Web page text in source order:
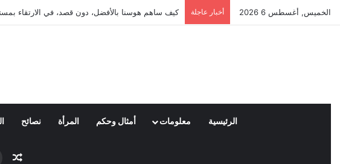
الخميس, أغسطس 6 2026 أخبار عاجلة العملاء واختياراتهم لمنتجات نايكي المفضلة عبر
الرئيسية معلومات أمثال وحكم المرأة نصائح